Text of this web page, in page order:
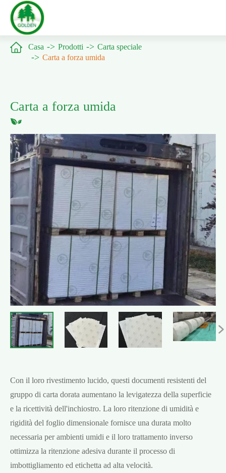
 Casa Prodotti
Carta speciale
Carta a forza umida
Carta a forza umida

Con il loro rivestimento lucido, questi documenti resistenti del
gruppo di carta dorata aumentano la levigatezza della superficie
e la ricettività dell'inchiostro. La loro ritenzione di umidità e
rigidità del foglio dimensionale fornisce una durata molto
necessaria per ambienti umidi e il loro trattamento inverso
ottimizza la ritenzione adesiva durante il processo di
imbottigliamento ed etichetta ad alta velocità.